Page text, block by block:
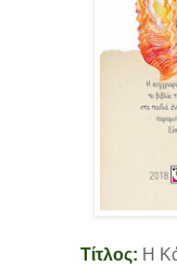
Τίτλος: Η